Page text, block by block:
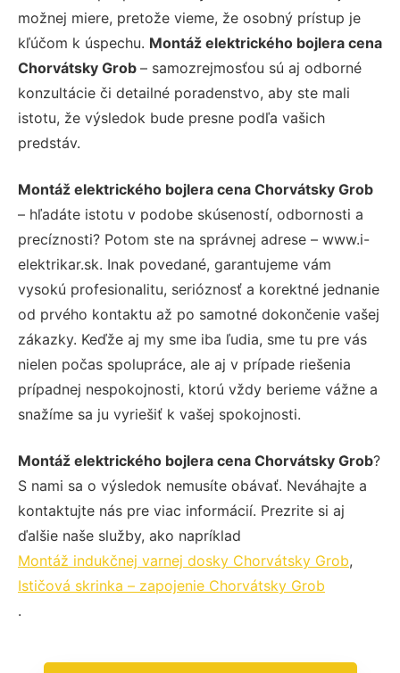
možnej miere, pretože vieme, že osobný prístup je
kľúčom k úspechu. Montáž elektrického bojlera cena
Chorvátsky Grob – samozrejmosťou sú aj odborné
konzultácie či detailné poradenstvo, aby ste mali
istotu, že výsledok bude presne podľa vašich
predstáv.
Montáž elektrického bojlera cena Chorvátsky Grob
– hľadáte istotu v podobe skúseností, odbornosti a
precíznosti? Potom ste na správnej adrese – www.i-
elektrikar.sk. Inak povedané, garantujeme vám
vysokú profesionalitu, serióznosť a korektné jednanie
od prvého kontaktu až po samotné dokončenie vašej
zákazky. Keďže aj my sme iba ľudia, sme tu pre vás
nielen počas spolupráce, ale aj v prípade riešenia
prípadnej nespokojnosti, ktorú vždy berieme vážne a
snažíme sa ju vyriešiť k vašej spokojnosti.
Montáž elektrického bojlera cena Chorvátsky Grob?
S nami sa o výsledok nemusíte obávať. Neváhajte a
kontaktujte nás pre viac informácií. Prezrite si aj
ďalšie naše služby, ako napríklad
Montáž indukčnej varnej dosky Chorvátsky Grob,
Ističová skrinka – zapojenie Chorvátsky Grob
.